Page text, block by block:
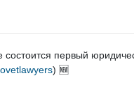
состоится первый
) 🆕